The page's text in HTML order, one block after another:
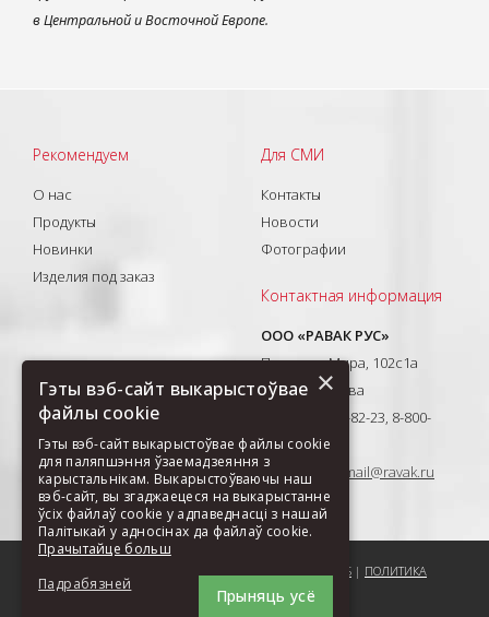
в Центральной и Восточной Европе.
Рекомендуем
О нас
Продукты
Новинки
Изделия под заказ
Для СМИ
Контакты
Новости
Фотографии
Контактная информация
ООО «РАВАК РУС»
Проспект Мира, 102с1а
129626, Москва
T: +7(495) 710-82-23, 8-800-
333-41-51
E-mail:ravak-mail@ravak.ru
COOKIES | ПОЛИТИКА
ОБРАБОТКИ ДАННЫХ ООО РАВАК РУС
×
Гэты вэб-сайт выкарыстоўвае
файлы cookie
Гэты вэб-сайт выкарыстоўвае файлы cookie
для паляпшэння ўзаемадзеяння з
карыстальнікам. Выкарыстоўваючы наш
вэб-сайт, вы згаджаецеся на выкарыстанне
ўсіх файлаў cookie у адпаведнасці з нашай
Палітыкай у адносінах да файлаў cookie.
Прачытайце больш
Прыняць усё
Падрабязней